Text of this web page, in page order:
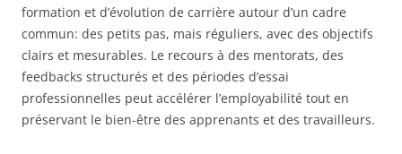
formation et d’évolution de carrière autour d’un cadre
commun: des petits pas, mais réguliers, avec des objectifs
clairs et mesurables. Le recours à des mentorats, des
feedbacks structurés et des périodes d’essai
professionnelles peut accélérer l’employabilité tout en
préservant le bien-être des apprenants et des travailleurs.